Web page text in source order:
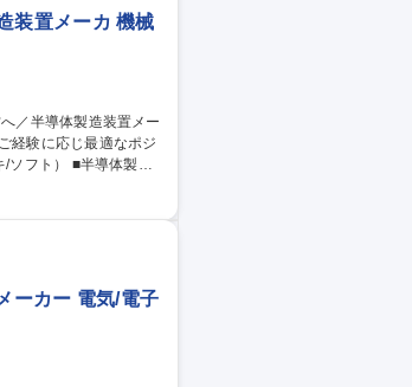
装置メーカ 機械
リント実装基板） ■社
ーカー 電気/電子